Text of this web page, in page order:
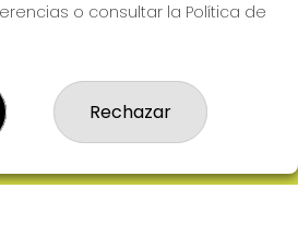
o consultar la Política de
Rechazar